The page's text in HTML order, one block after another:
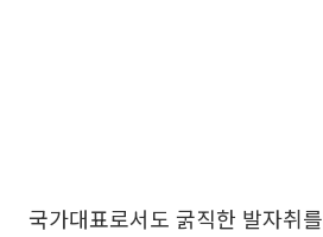
국가대표로서도 굵직한 발자취